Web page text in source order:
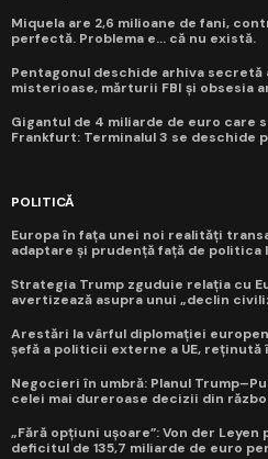
Miquela are 2,6 milioane de fani,
perfectă. Problema e... că nu există.
Pentagonul deschide arhiva secretă
misterioase, mărturii FBI și obsesia
Gigantul de 4 miliarde de euro care
Frankfurt: Terminalul 3 se deschide
POLITICĂ
Europa în fața unei noi realități
adaptare și prudență față de politica
Strategia Trump zguduie relația cu
avertizează asupra unui „declin
Arestări la vârful diplomației
șefă a politicii externe a UE,
Negocieri în umbră: Planul
celei mai dureroase decizii din
„Fără opțiuni ușoare”: Von der
deficitul de 135,7 miliarde de euro